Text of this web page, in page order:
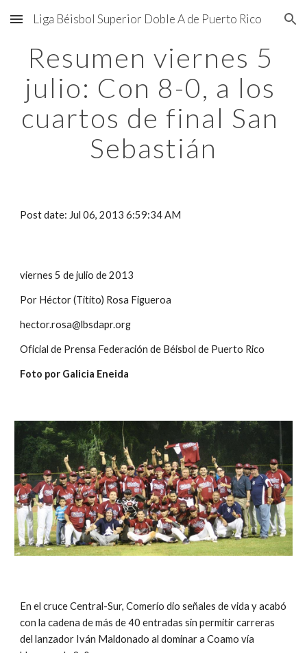
Skip to main content Skip to navigation
Liga Béisbol Superior Doble A de Puerto Rico
Resumen viernes 5
julio: Con 8-0, a los
cuartos de final San
Sebastián
Post date: Jul 06, 2013 6:59:34 AM
viernes 5 de julio de 2013
Por Héctor (Titito) Rosa Figueroa
hector.rosa@lbsdapr.org
Oficial de Prensa Federación de Béisbol de Puerto Rico
Foto por Galicia Eneida
En el cruce Central-Sur, Comerío dio señales de vida y acabó
con la cadena de más de 40 entradas sin permitir carreras
del lanzador Iván Maldonado al dominar a Coamo vía